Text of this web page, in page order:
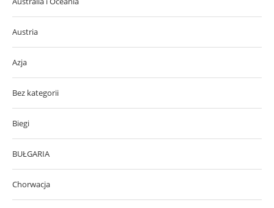
Austria
Azja
Bez kategorii
Biegi
BUŁGARIA
Chorwacja